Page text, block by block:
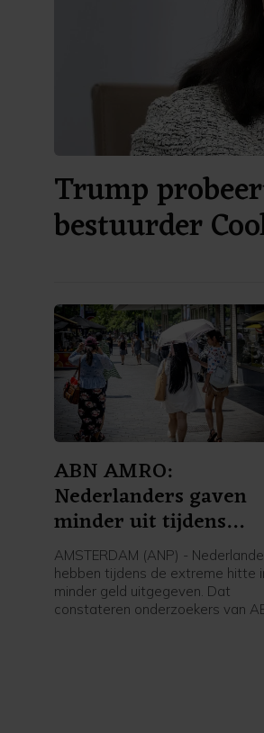
Trump
bestuurder
ABN AMRO:
Nederlanders gaven
minder uit tijdens
extreme hitte
AMSTERDAM (ANP) -
hebben tijdens de extreme hitte
minder geld uitgegeven. Dat
constateren onderzoekers van